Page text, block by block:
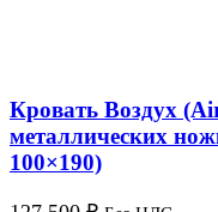
Кровать Воздух
металлических
100×190)